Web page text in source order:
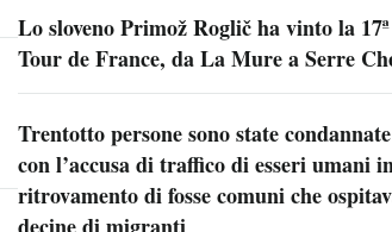
Lo sloveno Primož Roglič ha vinto la
Tour de France, da La Mure a Serre
Trentotto persone sono state
con l’accusa di traffico di esseri umani
ritrovamento di fosse comuni che
decine di migranti